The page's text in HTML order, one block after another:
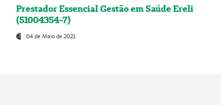
Prestador Essencial Gestão em Saúde Ereli
(51004354-7)
04 de Maio de 2021